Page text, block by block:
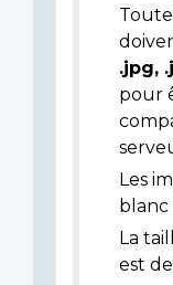
.jpg,
pour
Les
blanc
La
est